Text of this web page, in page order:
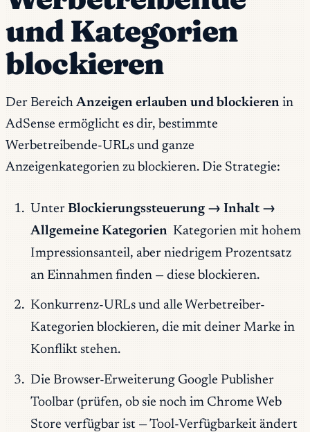
und Kategorien
blockieren
Der Bereich Anzeigen erlauben und blockieren in
AdSense ermöglicht es dir, bestimmte
Werbetreibende-URLs und ganze
Anzeigenkategorien zu blockieren. Die Strategie:
Unter Blockierungssteuerung → Inhalt →
Allgemeine Kategorien Kategorien mit hohem
Impressionsanteil, aber niedrigem Prozentsatz
an Einnahmen finden — diese blockieren.
Konkurrenz-URLs und alle Werbetreiber-
Kategorien blockieren, die mit deiner Marke in
Konflikt stehen.
Die Browser-Erweiterung Google Publisher
Toolbar (prüfen, ob sie noch im Chrome Web
Store verfügbar ist — Tool-Verfügbarkeit ändert